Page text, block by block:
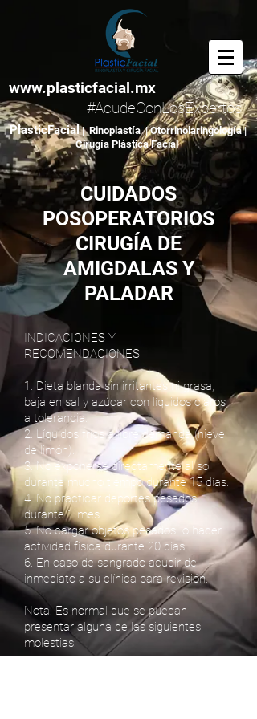
www.plasticfacial.mx
#AcudeConLosExpertos
PlasticFacial| Rinoplastía | Otorrinolaringología |
Cirugía Plástica Facial
CUIDADOS
POSOPERATORIOS
CIRUGÍA DE
AMIGDALAS Y
PALADAR
INDICACIONES Y
RECOMENDACIONES
1. Dieta blanda sin irritantes ni grasa,
baja en sal y azúcar con líquidos claros
a tolerancia.
2. Líquidos fríos a libre demanda (nieve
de limón).
3. No exponerse directamente al sol
durante mucho tiempo durante 15 días.
4. No practicar deportes pesados
durante 1 mes
5. No cargar objetos pesados o hacer
actividad física durante 20 días.
6. En caso de sangrado acudir de
inmediato a su clínica para revisión.
Nota: Es normal que se puedan
presentar alguna de las siguientes
molestias: